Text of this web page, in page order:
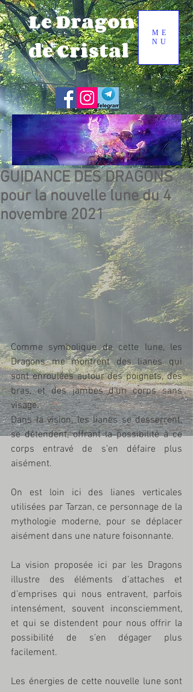
Le Dragon
de Cristal
ME
NU
GUIDANCE DES DRAGONS
pour la nouvelle lune du 4
novembre 2021
Comme symbolique de cette lune, les
Dragons me montrent des lianes qui
sont enroulées autour des poignets, des
bras, et des jambes d’un corps sans
visage.
Dans la vision, les lianes se desserrent,
se détendent, offrant la possibilité à ce
corps entravé de s’en défaire plus
aisément.
On est loin ici des lianes verticales
utilisées par Tarzan, ce personnage de la
mythologie moderne, pour se déplacer
aisément dans une nature foisonnante.
La vision proposée ici par les Dragons
illustre des éléments d’attaches et
d’emprises qui nous entravent, parfois
intensément, souvent inconsciemment,
et qui se distendent pour nous offrir la
possibilité de s’en dégager plus
facilement.
Les énergies de cette nouvelle lune sont